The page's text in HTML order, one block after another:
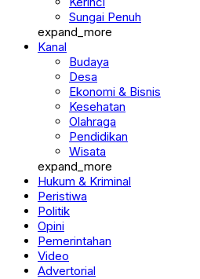
Sungai Penuh
expand_more
Kanal
Budaya
Desa
Ekonomi & Bisnis
Kesehatan
Olahraga
Pendidikan
Wisata
expand_more
Hukum & Kriminal
Peristiwa
Politik
Opini
Pemerintahan
Video
Advertorial